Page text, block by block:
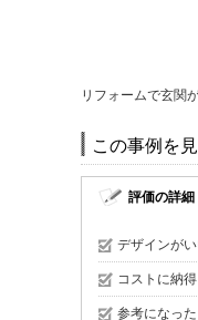
リフォームで玄関
この事例を
評価の詳細
デザインが
コストに納得
参考になった